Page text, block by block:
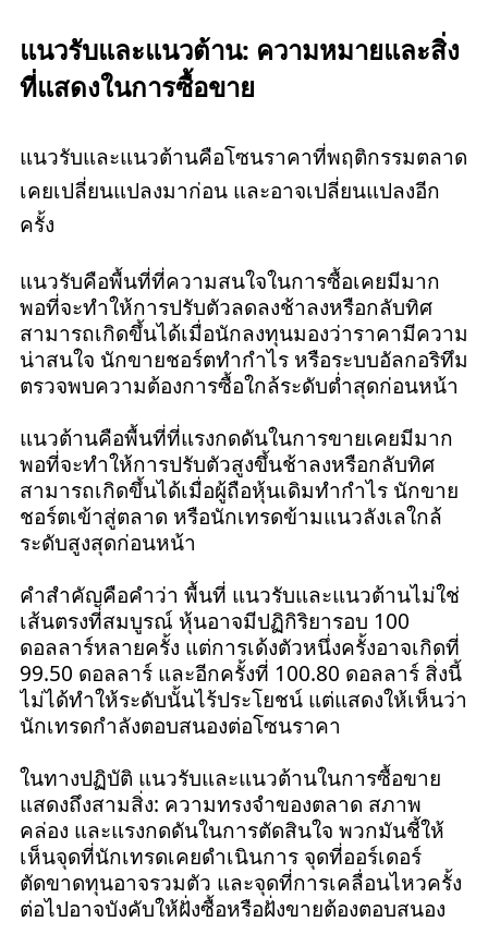
แนวรับและแนวต้าน: ความหมายและสิ่ง
ที่แสดงในการซื้อขาย
แนวรับและแนวต้านคือโซนราคาที่พฤติกรรมตลาด
เคยเปลี่ยนแปลงมาก่อน และอาจเปลี่ยนแปลงอีก
ครั้ง
แนวรับคือพื้นที่ที่ความสนใจในการซื้อเคยมีมาก
พอที่จะทำให้การปรับตัวลดลงช้าลงหรือกลับทิศ
สามารถเกิดขึ้นได้เมื่อนักลงทุนมองว่าราคามีความ
น่าสนใจ นักขายชอร์ตทำกำไร หรือระบบอัลกอริทึม
ตรวจพบความต้องการซื้อใกล้ระดับต่ำสุดก่อนหน้า
แนวต้านคือพื้นที่ที่แรงกดดันในการขายเคยมีมาก
พอที่จะทำให้การปรับตัวสูงขึ้นช้าลงหรือกลับทิศ
สามารถเกิดขึ้นได้เมื่อผู้ถือหุ้นเดิมทำกำไร นักขาย
ชอร์ตเข้าสู่ตลาด หรือนักเทรดข้ามแนวลังเลใกล้
ระดับสูงสุดก่อนหน้า
คำสำคัญคือคำว่า พื้นที่ แนวรับและแนวต้านไม่ใช่
เส้นตรงที่สมบูรณ์ หุ้นอาจมีปฏิกิริยารอบ 100
ดอลลาร์หลายครั้ง แต่การเด้งตัวหนึ่งครั้งอาจเกิดที่
99.50 ดอลลาร์ และอีกครั้งที่ 100.80 ดอลลาร์ สิ่งนี้
ไม่ได้ทำให้ระดับนั้นไร้ประโยชน์ แต่แสดงให้เห็นว่า
นักเทรดกำลังตอบสนองต่อโซนราคา
ในทางปฏิบัติ แนวรับและแนวต้านในการซื้อขาย
แสดงถึงสามสิ่ง: ความทรงจำของตลาด สภาพ
คล่อง และแรงกดดันในการตัดสินใจ พวกมันชี้ให้
เห็นจุดที่นักเทรดเคยดำเนินการ จุดที่ออร์เดอร์
ตัดขาดทุนอาจรวมตัว และจุดที่การเคลื่อนไหวครั้ง
ต่อไปอาจบังคับให้ฝั่งซื้อหรือฝั่งขายต้องตอบสนอง